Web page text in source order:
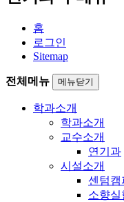
홈
로그인
Sitemap
전체메뉴 메뉴닫기
학과소개
학과소개
교수소개
연기과
시설소개
센텀캠
소향